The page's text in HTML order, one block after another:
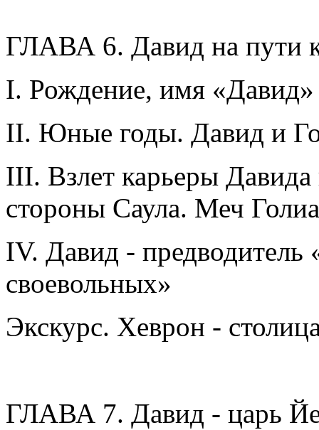
ГЛАВА 6. Давид на пути к
I. Рождение, имя «Давид»
II. Юные годы. Давид и
III. Взлет карьеры Давида
стороны Саула. Меч
IV. Давид - предводитель
своевольных»
Экскурс. Хеврон -
ГЛАВА 7. Давид - царь